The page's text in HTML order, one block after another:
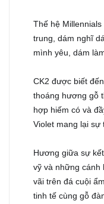
Thế hệ
trung, dám nghĩ
mình yêu, dám
CK2 được biết
thoáng hương gỗ
hợp hiếm có và
Violet mang lại sự
Hương giữa sự
vỹ và những
vãi trên đá cuội
tinh tế cùng gỗ